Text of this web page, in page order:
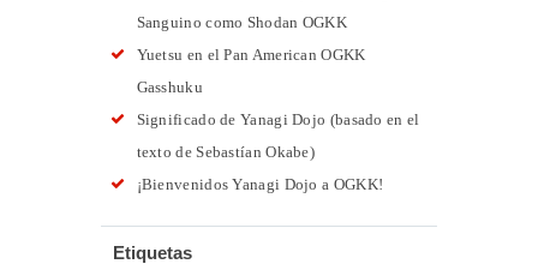
Sanguino como Shodan OGKK
Yuetsu en el Pan American OGKK
Gasshuku
Significado de Yanagi Dojo (basado en el
texto de Sebastían Okabe)
¡Bienvenidos Yanagi Dojo a OGKK!
Etiquetas